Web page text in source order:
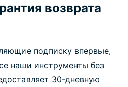
возврата
подписку впервые,
наши инструменты без
30-дневную